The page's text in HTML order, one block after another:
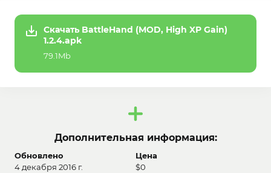
Скачать BattleHand (MOD, High XP Gain)
1.2.4.apk
79.1Mb
Дополнительная информация:
Обновлено
4 декабря 2016 г.
Цена
$0